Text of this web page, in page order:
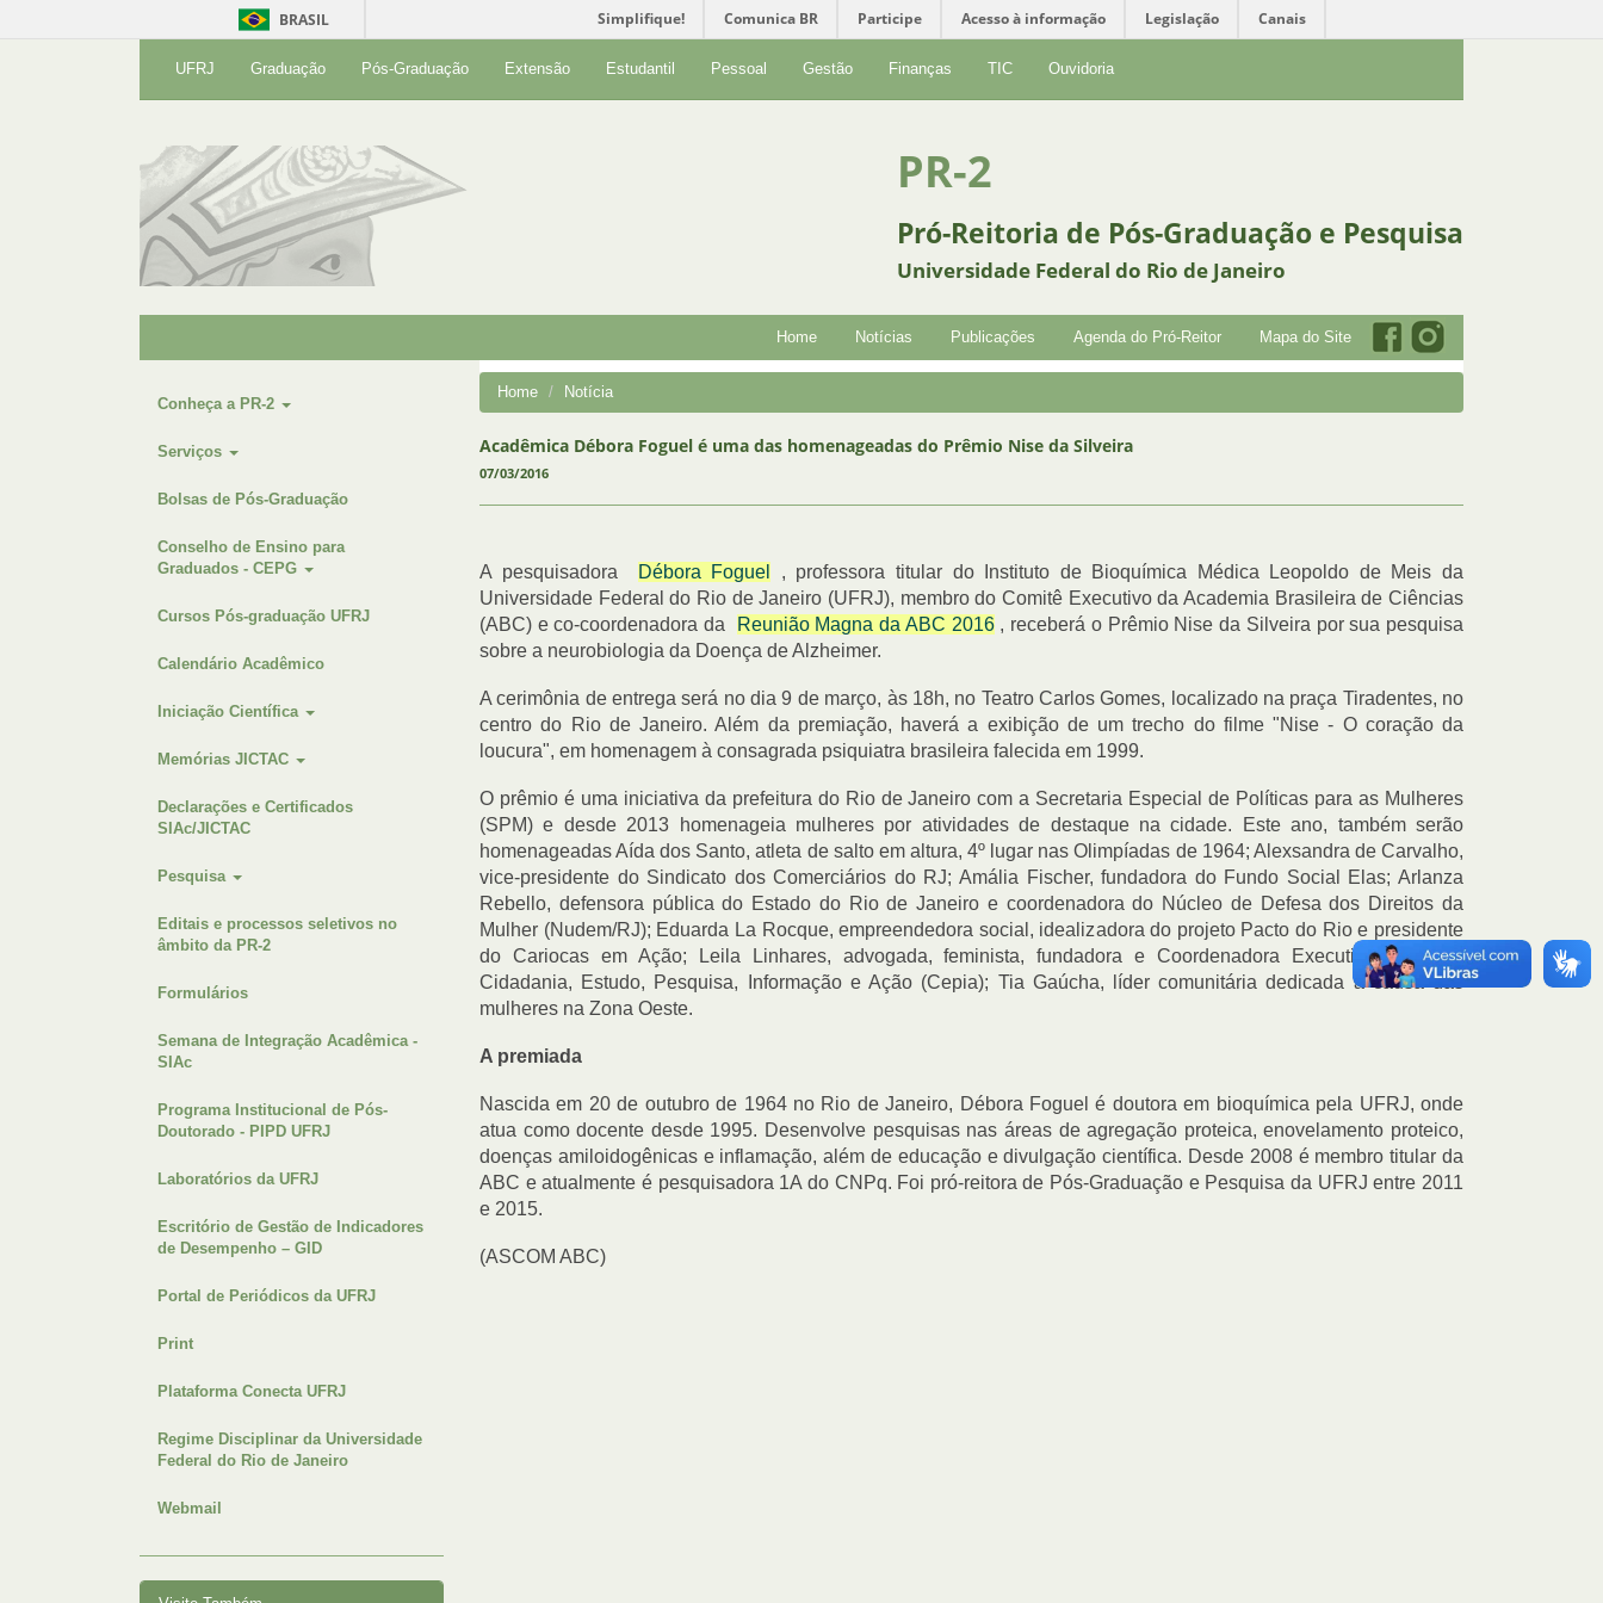
BRASIL Simplifique! Comunica BR Participe Acesso à informação Legislação Canais
UFRJ Graduação Pós-Graduação Extensão Estudantil Pessoal Gestão Finanças TIC Ouvidoria
PR-2
Pró-Reitoria de Pós-Graduação e Pesquisa
Universidade Federal do Rio de Janeiro
Home Notícias Publicações Agenda do Pró-Reitor Mapa do Site
Conheça a PR-2
Serviços
Bolsas de Pós-Graduação
Conselho de Ensino para
Graduados - CEPG
Cursos Pós-graduação UFRJ
Calendário Acadêmico
Iniciação Científica
Memórias JICTAC
Declarações e Certificados
SIAc/JICTAC
Pesquisa
Editais e processos seletivos no
âmbito da PR-2
Formulários
Semana de Integração Acadêmica -
SIAc
Programa Institucional de Pós-
Doutorado - PIPD UFRJ
Laboratórios da UFRJ
Escritório de Gestão de Indicadores
de Desempenho – GID
Portal de Periódicos da UFRJ
Print
Plataforma Conecta UFRJ
Regime Disciplinar da Universidade
Federal do Rio de Janeiro
Webmail
Home Notícia
Acadêmica Débora Foguel é uma das homenageadas do Prêmio Nise da Silveira
07/03/2016
A pesquisadora Débora Foguel
, professora titular do Instituto de Bioquímica Médica Leopoldo de Meis da
Universidade Federal do Rio de Janeiro (UFRJ), membro do Comitê Executivo da Academia Brasileira de Ciências
(ABC) e co-coordenadora da
Reunião Magna da ABC 2016, receberá o Prêmio Nise da Silveira por sua pesquisa
sobre a neurobiologia da Doença de Alzheimer.
A cerimônia de entrega será no dia 9 de março, às 18h, no Teatro Carlos Gomes, localizado na praça Tiradentes, no
centro do Rio de Janeiro. Além da premiação, haverá a exibição de um trecho do filme "Nise - O coração da
loucura", em homenagem à consagrada psiquiatra brasileira falecida em 1999.
O prêmio é uma iniciativa da prefeitura do Rio de Janeiro com a Secretaria Especial de Políticas para as Mulheres
(SPM) e desde 2013 homenageia mulheres por atividades de destaque na cidade. Este ano, também serão
homenageadas Aída dos Santo, atleta de salto em altura, 4º lugar nas Olimpíadas de 1964; Alexsandra de Carvalho,
vice-presidente do Sindicato dos Comerciários do RJ; Amália Fischer, fundadora do Fundo Social Elas; Arlanza
Rebello, defensora pública do Estado do Rio de Janeiro e coordenadora do Núcleo de Defesa dos Direitos da
Mulher (Nudem/RJ); Eduarda La Rocque, empreendedora social, idealizadora do projeto Pacto do Rio e presidente
do Cariocas em Ação; Leila Linhares, advogada, feminista, fundadora e Coordenadora Executiva da ONG
Cidadania, Estudo, Pesquisa, Informação e Ação (Cepia); Tia Gaúcha, líder comunitária dedicada a causa das
mulheres na Zona Oeste.
A premiada
Nascida em 20 de outubro de 1964 no Rio de Janeiro, Débora Foguel é doutora em bioquímica pela UFRJ, onde
atua como docente desde 1995. Desenvolve pesquisas nas áreas de agregação proteica, enovelamento proteico,
doenças amiloidogênicas e inflamação, além de educação e divulgação científica. Desde 2008 é membro titular da
ABC e atualmente é pesquisadora 1A do CNPq. Foi pró-reitora de Pós-Graduação e Pesquisa da UFRJ entre 2011
e 2015.
(ASCOM ABC)